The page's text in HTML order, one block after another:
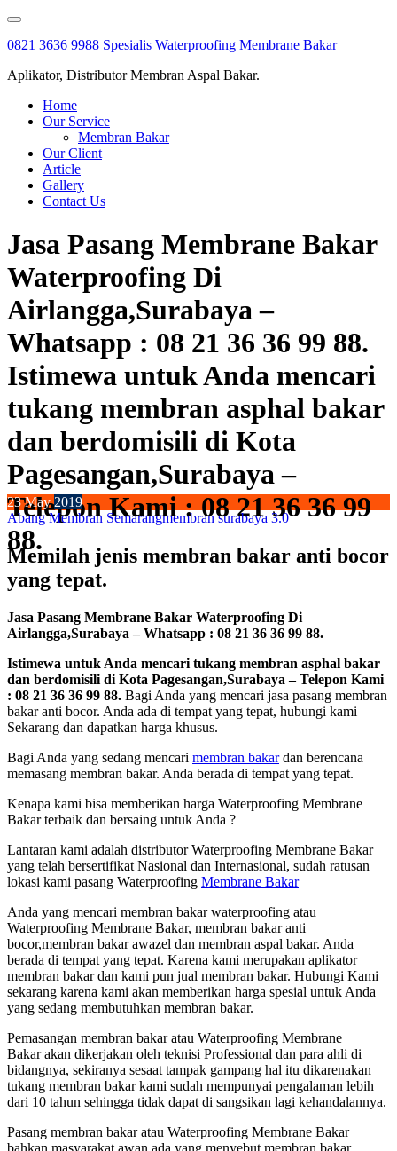
Skip
content
0821 3636 9988 Spesialis Waterproofing Membrane Bakar
Aplikator, Distributor Membran Aspal Bakar.
Home
Our Service
Membran Bakar
Our Client
Article
Gallery
Contact Us
Jasa Pasang Membrane Bakar
Waterproofing Di
Airlangga,Surabaya –
Whatsapp : 08 21 36 36 99 88.
Istimewa untuk Anda mencari
tukang membran asphal bakar
dan berdomisili di Kota
Pagesangan,Surabaya –
Telepon Kami : 08 21 36 36 99
88.
23May2019
Abang Membran Semarangmembran surabaya 3.0
Memilah jenis membran bakar anti bocor
yang tepat.
Jasa Pasang Membrane Bakar Waterproofing Di
Airlangga,Surabaya – Whatsapp : 08 21 36 36 99 88.
Istimewa untuk Anda mencari tukang membran asphal bakar
dan berdomisili di Kota Pagesangan,Surabaya – Telepon Kami
: 08 21 36 36 99 88. Bagi Anda yang mencari jasa pasang membran
bakar anti bocor. Anda ada di tempat yang tepat, hubungi kami
Sekarang dan dapatkan harga khusus.
Bagi Anda yang sedang mencari membran bakardan berencana
memasang membran bakar. Anda berada di tempat yang tepat.
Kenapa kami bisa memberikan harga Waterproofing Membrane
Bakar terbaik dan bersaing untuk Anda ?
Lantaran kami adalah distributor Waterproofing Membrane Bakar
yang telah bersertifikat Nasional dan Internasional, sudah ratusan
lokasi kami pasang Waterproofing Membrane Bakar
Anda yang mencari membran bakar waterproofing atau
Waterproofing Membrane Bakar, membran bakar anti
bocor,membran bakar awazel dan membran aspal bakar. Anda
berada di tempat yang tepat. Karena kami merupakan aplikator
membran bakar dan kami pun jual membran bakar. Hubungi Kami
sekarang karena kami akan memberikan harga spesial untuk Anda
yang sedang membutuhkan membran bakar.
Pemasangan membran bakar atau Waterproofing Membrane
Bakar akan dikerjakan oleh teknisi Professional dan para ahli di
bidangnya, sekiranya sesaat tampak gampang hal itu dikarenakan
tukang membran bakar kami sudah mempunyai pengalaman lebih
dari 10 tahun sehingga tidak dapat di sangsikan lagi kehandalannya.
Pasang membran bakar atau Waterproofing Membrane Bakar